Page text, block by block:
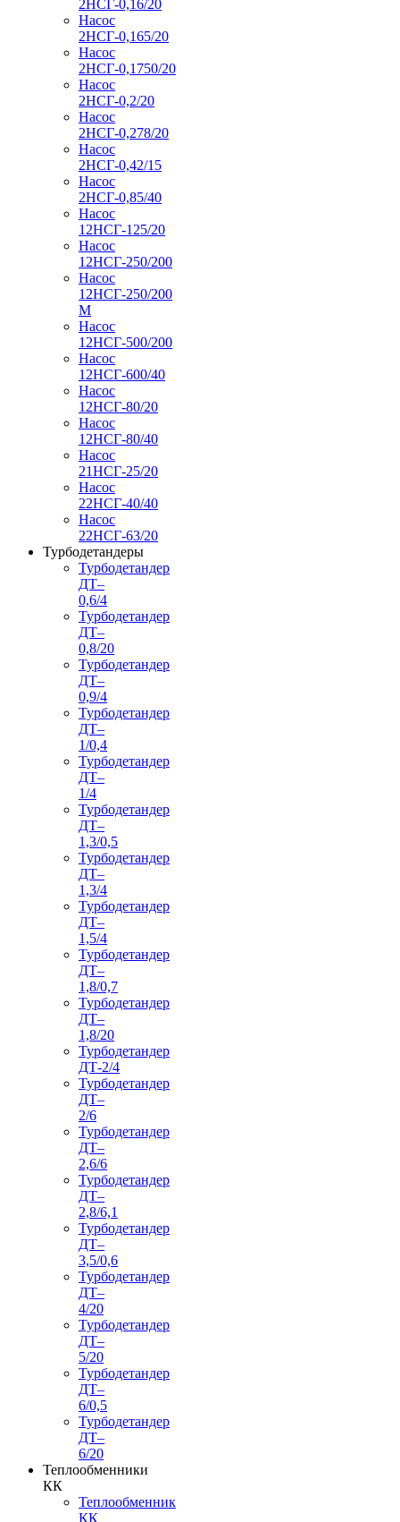
2НСГ-0,16/20
Насос
2НСГ-0,165/20
Насос
2НСГ-0,1750/20
Насос
2НСГ-0,2/20
Насос
2НСГ-0,278/20
Насос
2НСГ-0,42/15
Насос
2НСГ-0,85/40
Насос
12НСГ-125/20
Насос
12НСГ-250/200
Насос
12НСГ-250/200
М
Насос
12НСГ-500/200
Насос
12НСГ-600/40
Насос
12НСГ-80/20
Насос
12НСГ-80/40
Насос
21НСГ-25/20
Насос
22НСГ-40/40
Насос
22НСГ-63/20
Турбодетандеры
Турбодетандер
ДТ–
0,6/4
Турбодетандер
ДТ–
0,8/20
Турбодетандер
ДТ–
0,9/4
Турбодетандер
ДТ–
1/0,4
Турбодетандер
ДТ–
1/4
Турбодетандер
ДТ–
1,3/0,5
Турбодетандер
ДТ–
1,3/4
Турбодетандер
ДТ–
1,5/4
Турбодетандер
ДТ–
1,8/0,7
Турбодетандер
ДТ–
1,8/20
Турбодетандер
ДТ-2/4
Турбодетандер
ДТ–
2/6
Турбодетандер
ДТ–
2,6/6
Турбодетандер
ДТ–
2,8/6,1
Турбодетандер
ДТ–
3,5/0,6
Турбодетандер
ДТ–
4/20
Турбодетандер
ДТ–
5/20
Турбодетандер
ДТ–
6/0,5
Турбодетандер
ДТ–
6/20
Теплообменники
КК
Теплообменник
КК